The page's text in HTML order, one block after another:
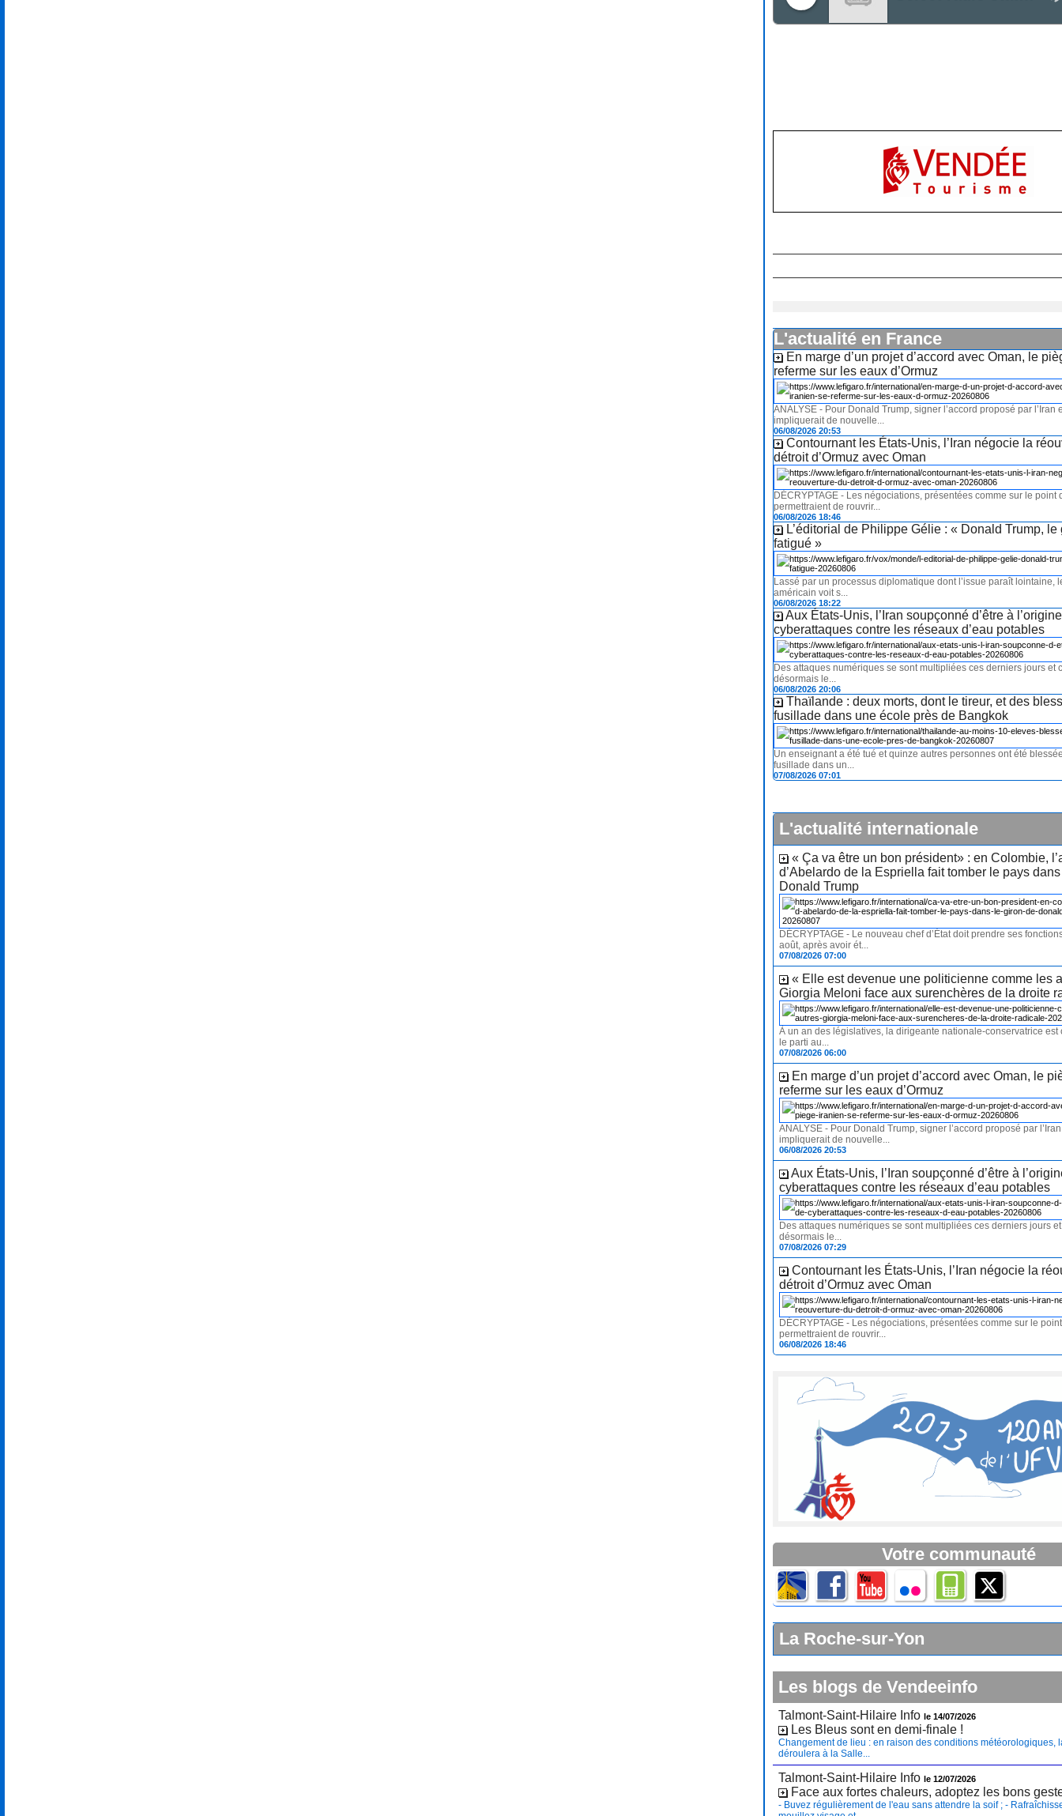
L'actualité en France
En marge d’un projet d’accord avec Oman, le
referme sur les eaux d’Ormuz
ANALYSE - Pour Donald Trump, signer l’accord proposé par l’Iran
impliquerait de nouvelle...
06/08/2026 20:53
Contournant les États-Unis, l’Iran négocie la
détroit d’Ormuz avec Oman
DÉCRYPTAGE - Les négociations, présentées comme sur le point
permettraient de rouvrir...
06/08/2026 18:46
L’éditorial de Philippe Gélie : « Donald Trump, le
fatigué »
Lassé par un processus diplomatique dont l’issue paraît lointaine,
américain voit s...
06/08/2026 18:22
Aux États-Unis, l’Iran soupçonné d’être à
cyberattaques contre les réseaux d’eau potables
Des attaques numériques se sont multipliées ces derniers jours et
désormais le...
06/08/2026 20:06
Thaïlande : deux morts, dont le tireur, et des
fusillade dans une école près de Bangkok
Un enseignant a été tué et quinze autres personnes ont été
fusillade dans un...
07/08/2026 07:01
L'actualité internationale
« Ça va être un bon président» : en Colombie,
d’Abelardo de la Espriella fait tomber le pays
Donald Trump
DÉCRYPTAGE - Le nouveau chef d’État doit prendre ses
août, après avoir ét...
07/08/2026 07:00
« Elle est devenue une politicienne comme les
Giorgia Meloni face aux surenchères de la droite
À un an des législatives, la dirigeante nationale-conservatrice est
le parti au...
07/08/2026 06:00
En marge d’un projet d’accord avec Oman, le
referme sur les eaux d’Ormuz
ANALYSE - Pour Donald Trump, signer l’accord proposé par
impliquerait de nouvelle...
06/08/2026 20:53
Aux États-Unis, l’Iran soupçonné d’être à
cyberattaques contre les réseaux d’eau potables
Des attaques numériques se sont multipliées ces derniers jours
désormais le...
07/08/2026 07:29
Contournant les États-Unis, l’Iran négocie la
détroit d’Ormuz avec Oman
DÉCRYPTAGE - Les négociations, présentées comme sur le point
permettraient de rouvrir...
06/08/2026 18:46
Votre communauté
La Roche-sur-Yon
Les blogs de Vendeeinfo
Talmont-Saint-Hilaire Infole 14/07/2026
Les Bleus sont en demi-finale !
Changement de lieu : en raison des conditions météorologiques,
déroulera à la Salle...
Talmont-Saint-Hilaire Infole 12/07/2026
Face aux fortes chaleurs, adoptez les bons
- Buvez régulièrement de l'eau sans attendre la soif ; -